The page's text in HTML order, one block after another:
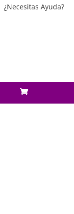
¿Necesitas Ayuda?